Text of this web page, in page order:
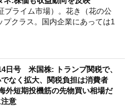
プライム市場）。花き（花の公
クラス。国内企業にあっては1
日号 米国株: トランプ関税で、
なく拡大、関税負担は消費者
短期投機筋の先物買い相場だ
意